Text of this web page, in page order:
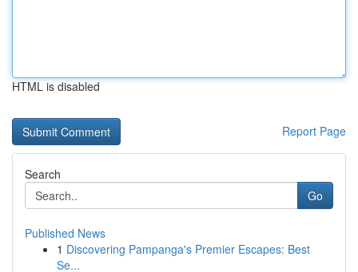
HTML is disabled
Report Page
Search
Go
Published News
1 Discovering Pampanga's Premier Escapes: Best
Se...